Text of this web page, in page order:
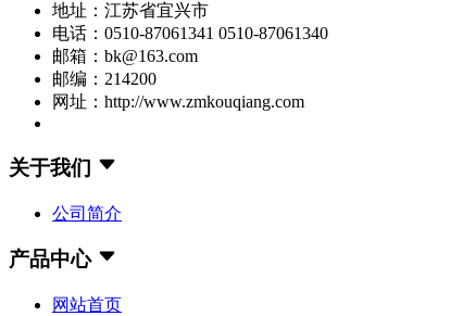
地址：江苏省宜兴市
电话：0510-87061341 0510-87061340
邮箱：bk@163.com
邮编：214200
网址：http://www.zmkouqiang.com
关于我们
公司简介
产品中心
网站首页